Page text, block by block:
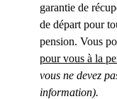
garantie de
de départ pour
pension. Vous
pour vous à la
vous ne devez
information).